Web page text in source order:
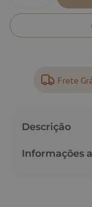
Frete
Descrição
Informações